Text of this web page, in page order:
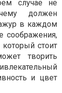
случае не
должен
в каждом
соображения,
стоит
творить
и цвет